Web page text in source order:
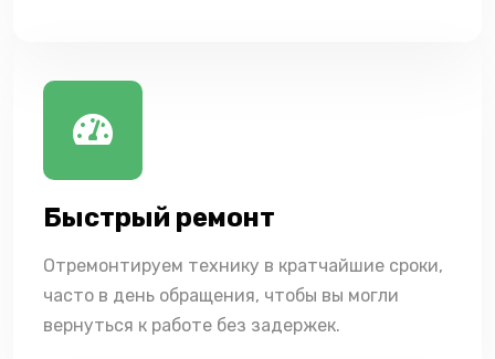
Быстрый ремонт
Отремонтируем технику в кратчайшие сроки,
часто в день обращения, чтобы вы могли
вернуться к работе без задержек.